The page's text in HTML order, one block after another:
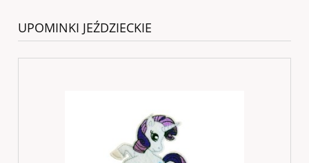
UPOMINKI JEŹDZIECKIE